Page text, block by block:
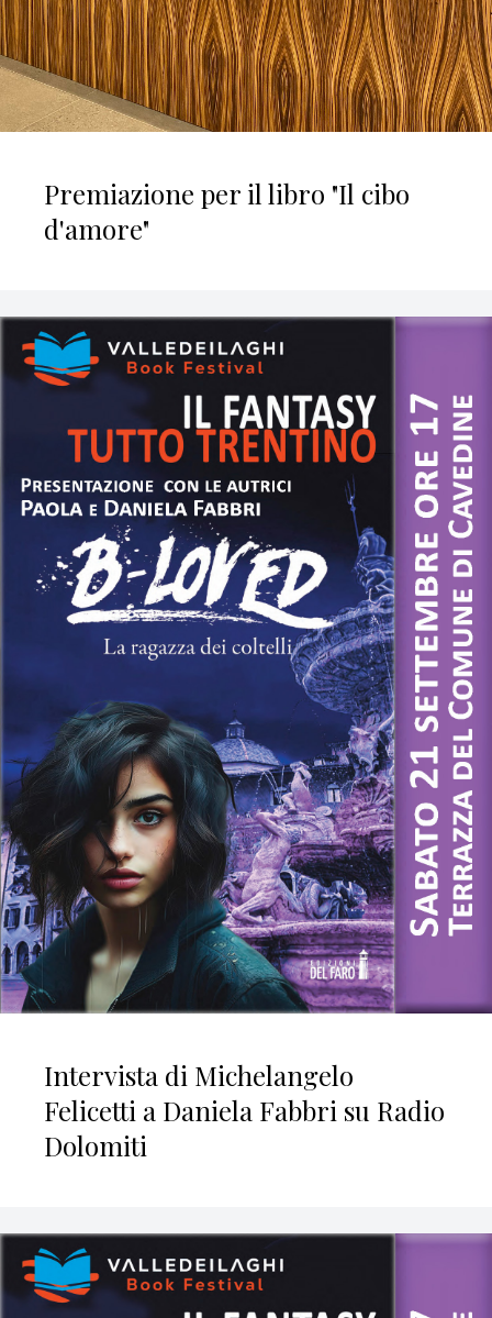
Premiazione per il libro "Il cibo
d'amore"
Intervista di Michelangelo
Felicetti a Daniela Fabbri su Radio
Dolomiti